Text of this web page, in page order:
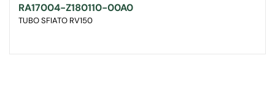
RA17004-Z180110-00A0
TUBO SFIATO RV150